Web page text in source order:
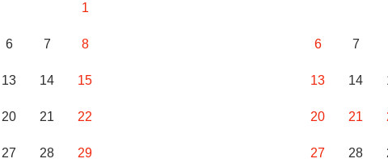
1
6 7 8
13 14 15
20 21 22
27 28 29
6 7
13 14
20 21
27 28